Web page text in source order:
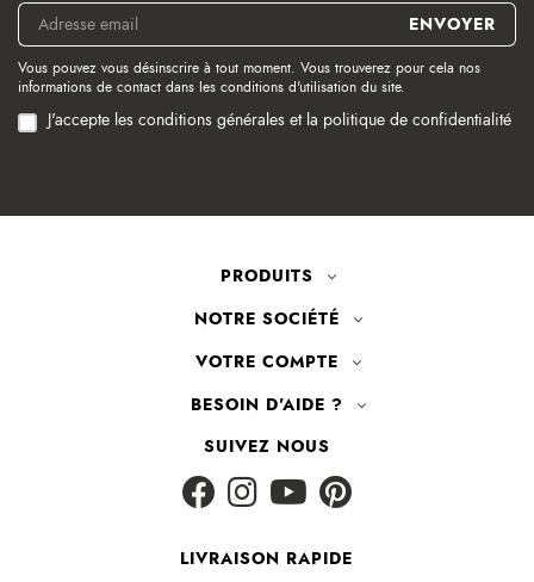
Vous pouvez vous désinscrire à tout moment. Vous trouverez pour cela nos
informations de contact dans les conditions d'utilisation du site.
J'accepte les conditions générales et la politique de confidentialité
PRODUITS
NOTRE SOCIÉTÉ
VOTRE COMPTE
BESOIN D'AIDE ?
SUIVEZ NOUS
LIVRAISON RAPIDE